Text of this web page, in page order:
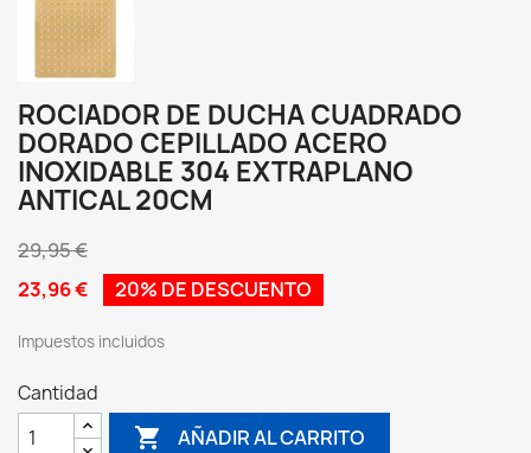
ROCIADOR DE DUCHA CUADRADO
DORADO CEPILLADO ACERO
INOXIDABLE 304 EXTRAPLANO
ANTICAL 20CM
29,95 €
23,96 €
20% DE DESCUENTO
Impuestos incluidos
Cantidad
 AÑADIR AL CARRITO